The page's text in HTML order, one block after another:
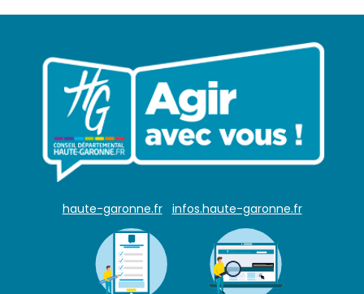
haute-garonne.fr infos.haute-garonne.fr